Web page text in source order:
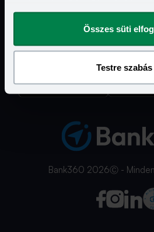
megváltoztathatod.
Összes süti
Testre szabás
Hasznos Linkek
Bank360 2026Ⓒ -